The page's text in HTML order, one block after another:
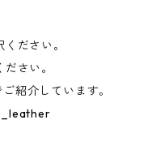
ださい。
さい。
紹介しています。